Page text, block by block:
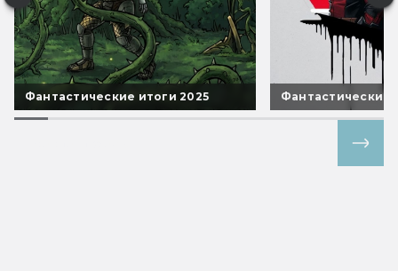
Фантастические итоги 2025 Фантастические